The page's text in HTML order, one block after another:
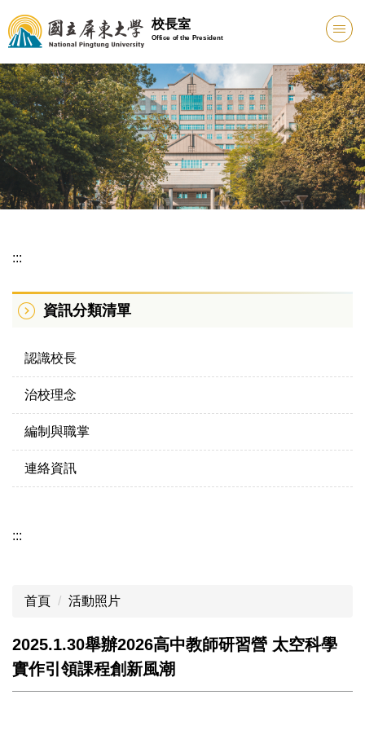
跳
到
主
要
內
容
區
校長室
Office of the President
:::
資訊分類清單
認識校長
治校理念
編制與職掌
連絡資訊
:::
首頁 活動照片
2025.1.30舉辦2026高中教師研習營 太空科學
實作引領課程創新風潮